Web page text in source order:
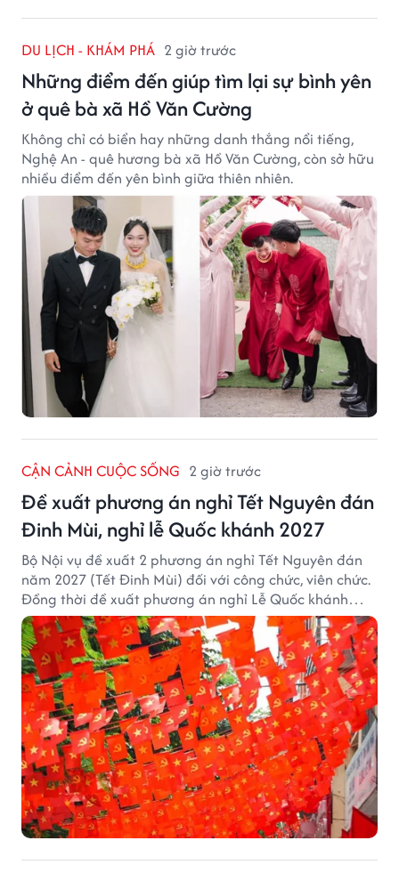
DU LỊCH - KHÁM PHÁ 2 giờ trước
Những điểm đến giúp tìm lại sự bình yên
ở quê bà xã Hồ Văn Cường
Không chỉ có biển hay những danh thắng nổi tiếng,
Nghệ An - quê hương bà xã Hồ Văn Cường, còn sở hữu
nhiều điểm đến yên bình giữa thiên nhiên.
CẬN CẢNH CUỘC SỐNG 2 giờ trước
Đề xuất phương án nghỉ Tết Nguyên đán
Đinh Mùi, nghỉ lễ Quốc khánh 2027
Bộ Nội vụ đề xuất 2 phương án nghỉ Tết Nguyên đán
năm 2027 (Tết Đinh Mùi) đối với công chức, viên chức.
Đồng thời đề xuất phương án nghỉ Lễ Quốc khánh
năm 2027 với 4 ngày nghỉ liên tục.